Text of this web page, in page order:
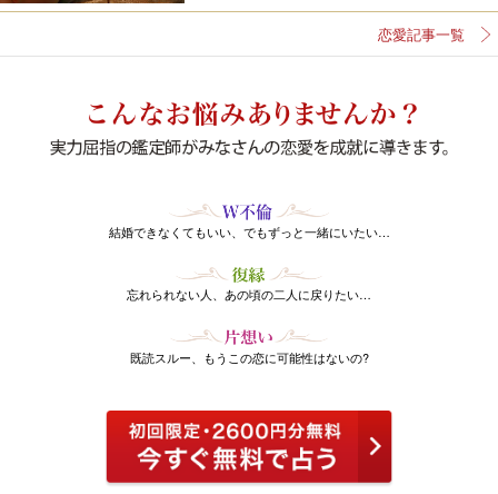
恋愛記事一覧
結婚できなくてもいい、でもずっと一緒にいたい…
忘れられない人、あの頃の二人に戻りたい…
既読スルー、もうこの恋に可能性はないの?